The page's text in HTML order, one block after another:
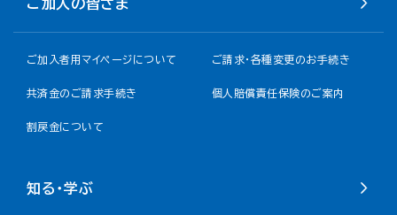
ご加入の皆さま
ご加入者用マイページについて ご請求・各種変更のお手続き
共済金のご請求手続き 個人賠償責任保険のご案内
割戻金について​
知る・学ぶ